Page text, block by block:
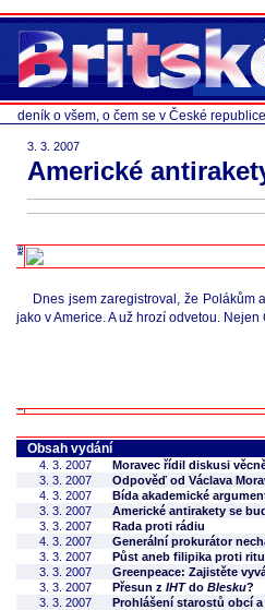
deník o všem, o čem se v České
3. 3. 2007
Americké
Dnes jsem zaregistroval, že Polákům
jako v Americe. A už hrozí odvetou.
Obsah vydání
4. 3. 2007 Moravec řídil diskusi
3. 3. 2007
Odpověď od Václava
4. 3. 2007
Bída akademické
3. 3. 2007
Americké antirakety se
3. 3. 2007
Rada proti rádiu
4. 3. 2007
Generální prokurátor
3. 3. 2007
Půst aneb filipika proti
3. 3. 2007
Greenpeace: Zajistěte
3. 3. 2007
Přesun z IHTdo Blesku?
3. 3. 2007
Prohlášení starostů obcí